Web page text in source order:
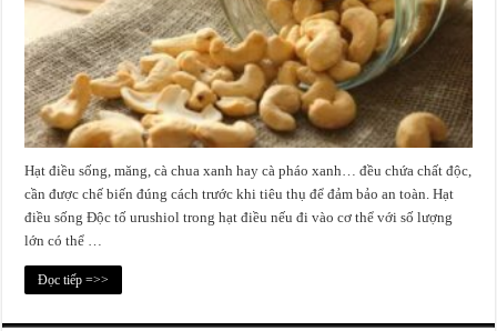
Hạt điều sống, măng, cà chua xanh hay cà pháo xanh… đều chứa chất độc,
cần được chế biến đúng cách trước khi tiêu thụ để đảm bảo an toàn. Hạt
điều sống Độc tố urushiol trong hạt điều nếu đi vào cơ thể với số lượng
lớn có thể …
Đọc tiếp =>>